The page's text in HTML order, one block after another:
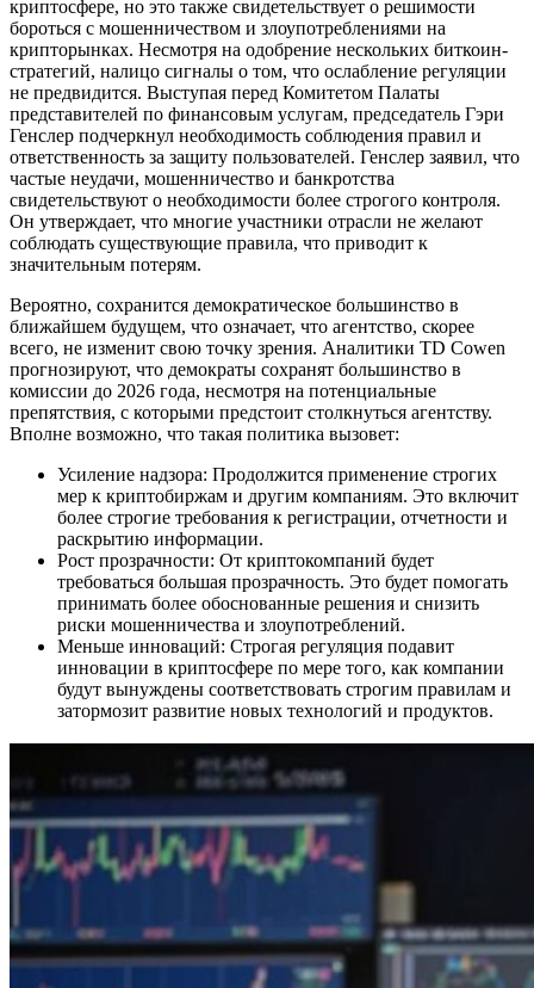
криптосфере, но это также свидетельствует о решимости
бороться с мошенничеством и злоупотреблениями на
крипторынках. Несмотря на одобрение нескольких биткоин-
стратегий, налицо сигналы о том, что ослабление регуляции
не предвидится. Выступая перед Комитетом Палаты
представителей по финансовым услугам, председатель Гэри
Генслер подчеркнул необходимость соблюдения правил и
ответственность за защиту пользователей. Генслер заявил, что
частые неудачи, мошенничество и банкротства
свидетельствуют о необходимости более строгого контроля.
Он утверждает, что многие участники отрасли не желают
соблюдать существующие правила, что приводит к
значительным потерям.
Вероятно, сохранится демократическое большинство в
ближайшем будущем, что означает, что агентство, скорее
всего, не изменит свою точку зрения. Аналитики TD Cowen
прогнозируют, что демократы сохранят большинство в
комиссии до 2026 года, несмотря на потенциальные
препятствия, с которыми предстоит столкнуться агентству.
Вполне возможно, что такая политика вызовет:
Усиление надзора: Продолжится применение строгих
мер к криптобиржам и другим компаниям. Это включит
более строгие требования к регистрации, отчетности и
раскрытию информации.
Рост прозрачности: От криптокомпаний будет
требоваться большая прозрачность. Это будет помогать
принимать более обоснованные решения и снизить
риски мошенничества и злоупотреблений.
Меньше инноваций: Строгая регуляция подавит
инновации в криптосфере по мере того, как компании
будут вынуждены соответствовать строгим правилам и
затормозит развитие новых технологий и продуктов.